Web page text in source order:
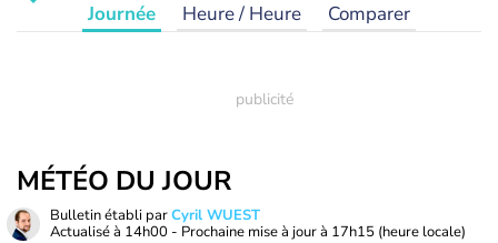
Journée Heure / Heure Comparer
MÉTÉO DU JOUR
Bulletin établi parCyril WUEST
Actualisé à 14h00 - Prochaine mise à jour à 17h15 (heure locale)